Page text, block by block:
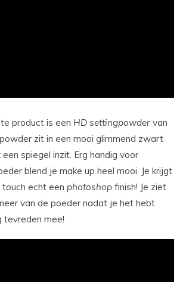
product is een HD settingpowder van
zit in een mooi glimmend zwart
spiegel inzit. Erg handig voor
blend je make up heel mooi. Je krijgt
echt een photoshop finish! Je ziet
van de poeder nadat je het hebt
tevreden mee!